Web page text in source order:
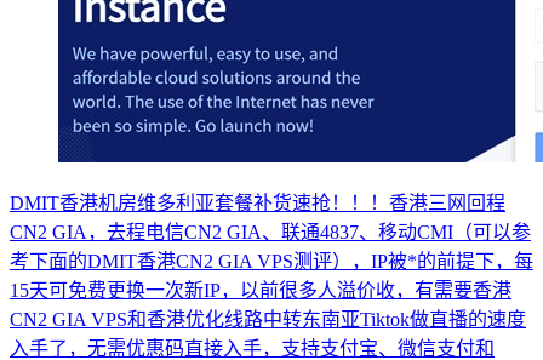
DMIT香港机房维多利亚套餐补货速抢！！！香港三网回程
CN2 GIA，去程电信CN2 GIA、联通4837、移动CMI（可以参
考下面的DMIT香港CN2 GIA VPS测评），IP被*的前提下，每
15天可免费更换一次新IP，以前很多人溢价收，有需要香港
CN2 GIA VPS和香港优化线路中转东南亚Tiktok做直播的速度
入手了，无需优惠码直接入手，支持支付宝、微信支付和